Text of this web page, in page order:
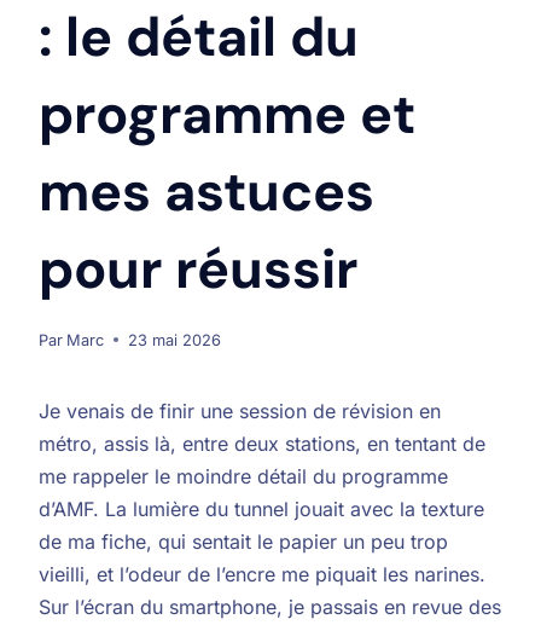
: le détail du
programme et
mes astuces
pour réussir
Par Marc 23 mai 2026
Je venais de finir une session de révision en
métro, assis là, entre deux stations, en tentant de
me rappeler le moindre détail du programme
d’AMF. La lumière du tunnel jouait avec la texture
de ma fiche, qui sentait le papier un peu trop
vieilli, et l’odeur de l’encre me piquait les narines.
Sur l’écran du smartphone, je passais en revue des